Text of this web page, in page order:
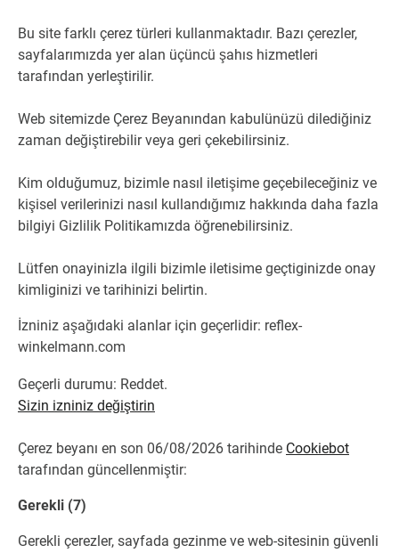
Bu site farklı çerez türleri kullanmaktadır. Bazı çerezler,
sayfalarımızda yer alan üçüncü şahıs hizmetleri
tarafından yerleştirilir.
Web sitemizde Çerez Beyanından kabulünüzü dilediğiniz
zaman değiştirebilir veya geri çekebilirsiniz.
Kim olduğumuz, bizimle nasıl iletişime geçebileceğiniz ve
kişisel verilerinizi nasıl kullandığımız hakkında daha fazla
bilgiyi Gizlilik Politikamızda öğrenebilirsiniz.
Lütfen onayinizla ilgili bizimle iletisime geçtiginizde onay
kimliginizi ve tarihinizi belirtin.
İzniniz aşağıdaki alanlar için geçerlidir: reflex-
winkelmann.com
Geçerli durumu: Reddet.
Sizin izniniz değiştirin
Çerez beyanı en son 06/08/2026 tarihinde Cookiebot
tarafından güncellenmiştir:
Gerekli (7)
Gerekli çerezler, sayfada gezinme ve web-sitesinin güvenli